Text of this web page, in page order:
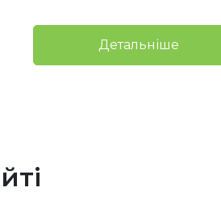
Детальніше